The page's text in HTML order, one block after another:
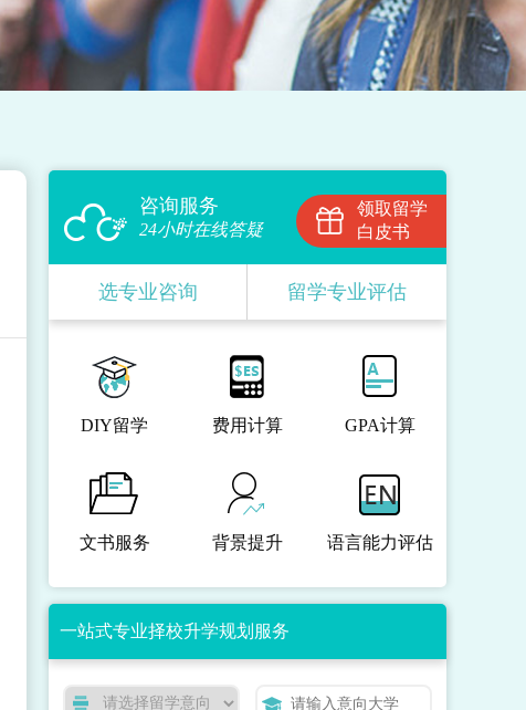
咨询服务
24小时在线答疑
领取留学
白皮书
选专业咨询 留学专业评估
DIY留学 费用计算 GPA计算
文书服务 背景提升 语言能力评估
一站式专业择校升学规划服务